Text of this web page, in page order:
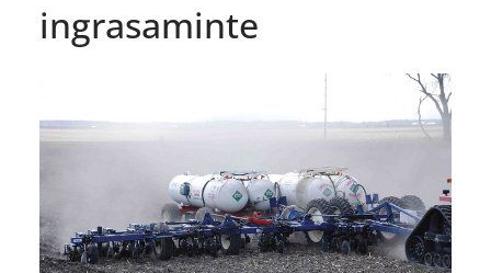
ingrasaminte